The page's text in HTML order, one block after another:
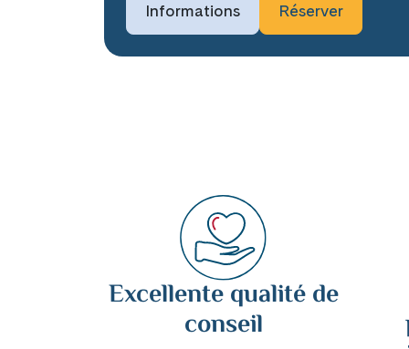
Informations Réserver
Excellente qualité de
conseil
20 août 2027
20 novembre 2027